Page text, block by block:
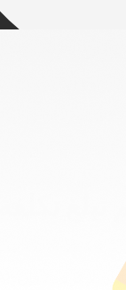
كم تبلغ